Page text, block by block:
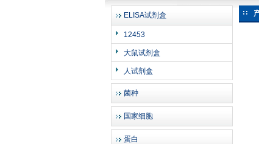
上海邦景实业有限公司
ELISA试剂盒夏日全新活
ELISA试剂盒
12453
大鼠试剂盒
人试剂盒
菌种
国家细胞
蛋白